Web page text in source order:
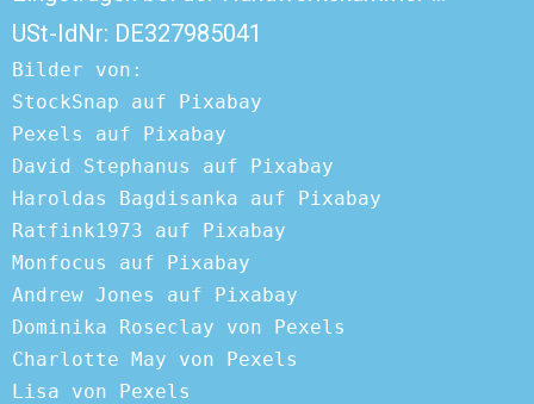
USt-IdNr: DE327985041
Bilder von:
StockSnap auf Pixabay
Pexels auf Pixabay
David Stephanus auf Pixabay
Haroldas Bagdisanka auf Pixabay
Ratfink1973 auf Pixabay
Monfocus auf Pixabay
Andrew Jones auf Pixabay
Dominika Roseclay von Pexels
Charlotte May von Pexels
Lisa von Pexels